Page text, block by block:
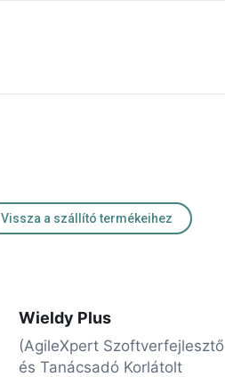
Vissza a szállító termékeihez
Wieldy Plus
(AgileXpert Szoftverfejlesztő
és Tanácsadó Korlátolt